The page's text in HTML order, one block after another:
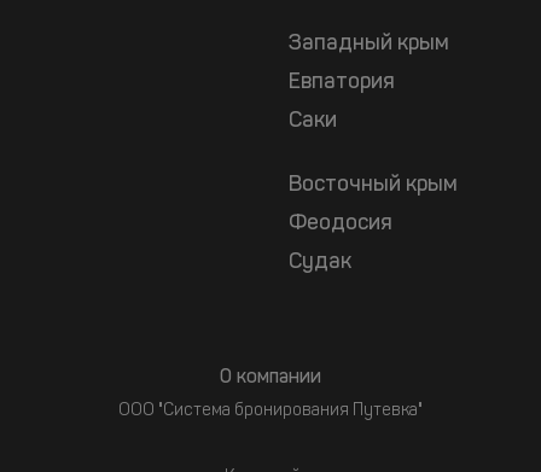
Западный крым
Евпатория
Саки
Восточный крым
Феодосия
Судак
О компании
ООО "Система бронирования Путевка"